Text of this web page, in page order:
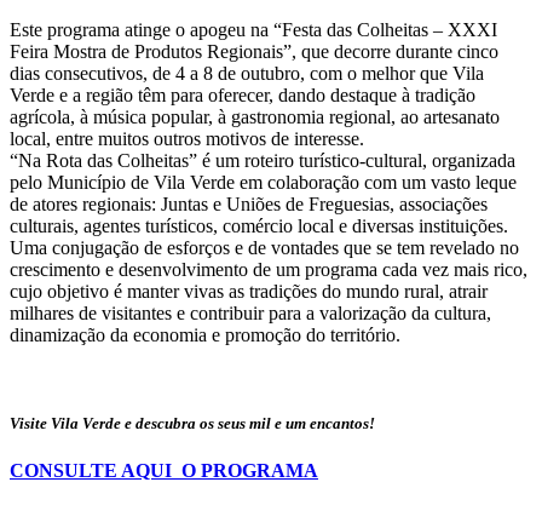
Este programa atinge o apogeu na “Festa das Colheitas – XXXI
Feira Mostra de Produtos Regionais”, que decorre durante cinco
dias consecutivos, de 4 a 8 de outubro, com o melhor que Vila
Verde e a região têm para oferecer, dando destaque à tradição
agrícola, à música popular, à gastronomia regional, ao artesanato
local, entre muitos outros motivos de interesse.
“Na Rota das Colheitas” é um roteiro turístico-cultural, organizada
pelo Município de Vila Verde em colaboração com um vasto leque
de atores regionais: Juntas e Uniões de Freguesias, associações
culturais, agentes turísticos, comércio local e diversas instituições.
Uma conjugação de esforços e de vontades que se tem revelado no
crescimento e desenvolvimento de um programa cada vez mais rico,
cujo objetivo é manter vivas as tradições do mundo rural, atrair
milhares de visitantes e contribuir para a valorização da cultura,
dinamização da economia e promoção do território.
Visite Vila Verde e descubra os seus mil e um encantos!
CONSULTE AQUI O PROGRAMA